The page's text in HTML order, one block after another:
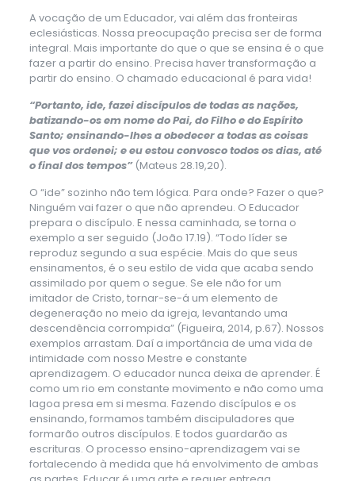
A vocação de um Educador, vai além das fronteiras
eclesiásticas. Nossa preocupação precisa ser de forma
integral. Mais importante do que o que se ensina é o que
fazer a partir do ensino. Precisa haver transformação a
partir do ensino. O chamado educacional é para vida!
“Portanto, ide, fazei discípulos de todas as nações,
batizando-os em nome do Pai, do Filho e do Espírito
Santo; ensinando-lhes a obedecer a todas as coisas
que vos ordenei; e eu estou convosco todos os dias, até
o final dos tempos”(Mateus 28.19,20).
O “ide” sozinho não tem lógica. Para onde? Fazer o que?
Ninguém vai fazer o que não aprendeu. O Educador
prepara o discípulo. E nessa caminhada, se torna o
exemplo a ser seguido (João 17.19). “Todo líder se
reproduz segundo a sua espécie. Mais do que seus
ensinamentos, é o seu estilo de vida que acaba sendo
assimilado por quem o segue. Se ele não for um
imitador de Cristo, tornar-se-á um elemento de
degeneração no meio da igreja, levantando uma
descendência corrompida” (Figueira, 2014, p.67). Nossos
exemplos arrastam. Daí a importância de uma vida de
intimidade com nosso Mestre e constante
aprendizagem. O educador nunca deixa de aprender. É
como um rio em constante movimento e não como uma
lagoa presa em si mesma. Fazendo discípulos e os
ensinando, formamos também discipuladores que
formarão outros discípulos. E todos guardarão as
escrituras. O processo ensino-aprendizagem vai se
fortalecendo à medida que há envolvimento de ambas